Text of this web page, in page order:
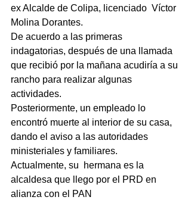
ex Alcalde de Colipa, licenciado  Víctor
Molina Dorantes.
De acuerdo a las primeras
indagatorias, después de una llamada
que recibió por la mañana acudiría a su
rancho para realizar algunas
actividades.
Posteriormente, un empleado lo
encontró muerte al interior de su casa,
dando el aviso a las autoridades
ministeriales y familiares.
Actualmente, su  hermana es la
alcaldesa que llego por el PRD en
alianza con el PAN